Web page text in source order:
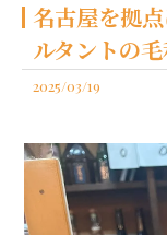
名古屋を拠
ルタントの
2025/03/19